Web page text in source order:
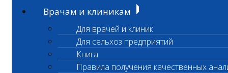
Врачам и клиникам
Для врачей и клиник
Для сельхоз предприятий
Книга
Правила получения качественных